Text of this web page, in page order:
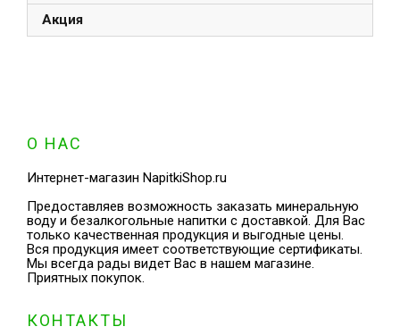
Акция
О НАС
Интернет-магазин NapitkiShop.ru
Предоставляев возможность заказать минеральную
воду и безалкогольные напитки с доставкой. Для Вас
только качественная продукция и выгодные цены.
Вся продукция имеет соответствующие сертификаты.
Мы всегда рады видет Вас в нашем магазине.
Приятных покупок.
КОНТАКТЫ